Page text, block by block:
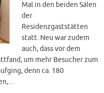
Mal in den beiden Sälen
der
Residenzgaststätten
statt. Neu war zudem
auch, dass vor dem
um mehr Besucher zum
denn ca. 180